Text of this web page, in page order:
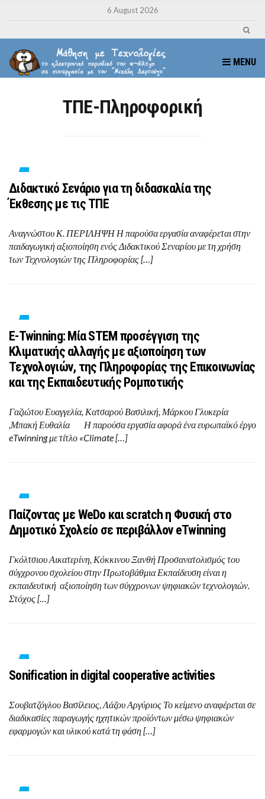
6 August 2026
MENU
ΤΠΕ-Πληροφορική
Διδακτικό Σενάριο για τη διδασκαλία της
Έκθεσης με τις ΤΠΕ
Αναγνώστου Κ. ΠΕΡΙΛΗΨΗ Η παρούσα εργασία αναφέρεται στην
παιδαγωγική αξιοποίηση ενός Διδακτικού Σεναρίου με τη χρήση
των Τεχνολογιών της Πληροφορίας […]
E-Twinning: Μία STEM προσέγγιση της
Κλιματικής αλλαγής με αξιοποίηση των
Τεχνολογιών, της Πληροφορίας της Επικοινωνίας
και της Εκπαιδευτικής Ρομποτικής
Γαζιώτου Ευαγγελία, Κατσαρού Βασιλική, Μάρκου Γλυκερία
,Μπακή Ευθαλία Η παρούσα εργασία αφορά ένα ευρωπαϊκό έργο
eTwinning με τίτλο «Climate […]
Παίζοντας με WeDo και scratch η Φυσική στο
Δημοτικό Σχολείο σε περιβάλλον eTwinning
Γκόλτσιου Αικατερίνη, Κόκκινου Ξανθή Προσανατολισμός του
σύγχρονου σχολείου στην Πρωτοβάθμια Εκπαίδευση είναι η
εκπαιδευτική αξιοποίηση των σύγχρονων ψηφιακών τεχνολογιών.
Στόχος […]
Sonification in digital cooperative activities
Σουβατζόγλου Βασίλειος, Λάζου Αργύριος Το κείμενο αναφέρεται σε
διαδικασίες παραγωγής ηχητικών προϊόντων μέσω ψηφιακών
εφαρμογών και υλικού κατά τη φάση […]